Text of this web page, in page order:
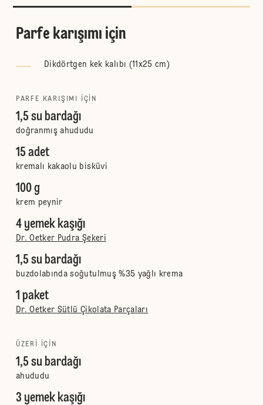
Parfe karışımı için
Dikdörtgen kek kalıbı (11x25 cm)
PARFE KARIŞIMI IÇIN
1,5 su bardağı
doğranmış ahududu
15 adet
kremalı kakaolu bisküvi
100 g
krem peynir
4 yemek kaşığı
Dr. Oetker Pudra Şekeri
1,5 su bardağı
buzdolabında soğutulmuş %35 yağlı krema
1 paket
Dr. Oetker Sütlü Çikolata Parçaları
ÜZERI IÇIN
1,5 su bardağı
ahududu
3 yemek kaşığı